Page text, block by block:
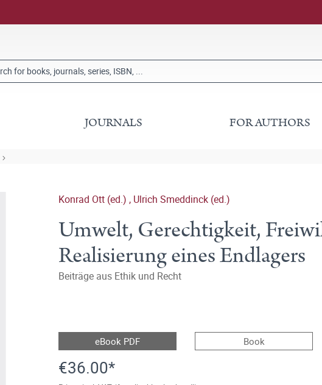
JOURNALS FOR AUTHORS
Konrad Ott (ed.) , Ulrich Smeddinck (ed.)
Umwelt, Gerechtigkeit,
Realisierung eines Endlagers
Beiträge aus Ethik und Recht
eBook PDF Book
€36.00*